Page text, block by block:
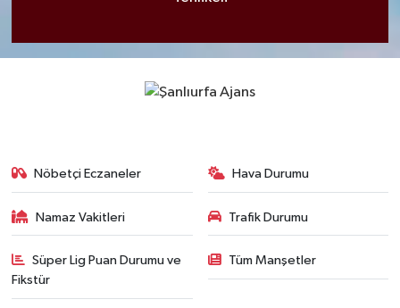
Nöbetçi Eczaneler Hava Durumu
Namaz Vakitleri Trafik Durumu
Süper Lig Puan Durumu ve
Fikstür
Tüm Manşetler